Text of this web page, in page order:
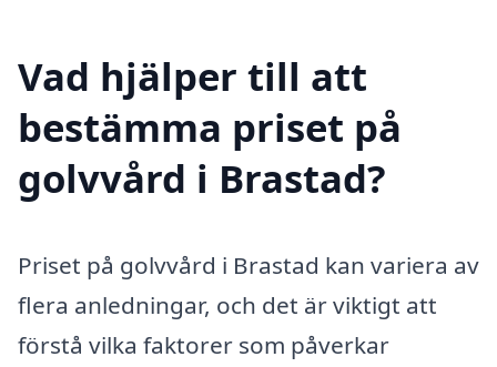
Vad hjälper till att
bestämma priset på
golvvård i Brastad?
Priset på golvvård i Brastad kan variera av
flera anledningar, och det är viktigt att
förstå vilka faktorer som påverkar